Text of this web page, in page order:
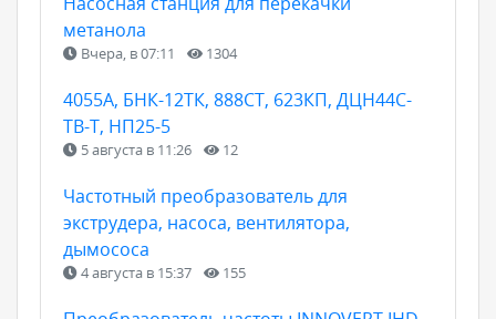
метанола
Вчера, в 07:11 1304
4055А, БНК-12ТК, 888СТ, 623КП, ДЦН44С-
ТВ-Т, НП25-5
5 августа в 11:26 12
Частотный преобразователь для
экструдера, насоса, вентилятора,
дымососа
4 августа в 15:37 155